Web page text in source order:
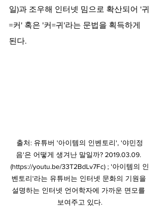
일)과 조우해 인터넷 밈으로 확산되어 '귀
=커' 혹은 '커=귀'라는 문법을 획득하게
된다.
출처: 유튜버 '아이템의 인벤토리', '야민정
음'은 어떻게 생겨난 말일까? 2019.03.09.
(https://youtu.be/33T2BdLv7Fc) ; '아이템의 인
벤토리'라는 유튜버는 인터넷 문화의 기원을
설명하는 인터넷 언어학자에 가까운 면모를
보여주고 있다.